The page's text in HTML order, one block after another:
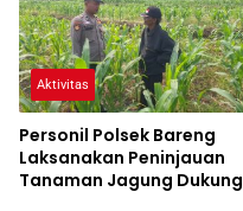
Aktivitas
Personil Polsek Bareng
Laksanakan Peninjauan
Tanaman Jagung Dukung